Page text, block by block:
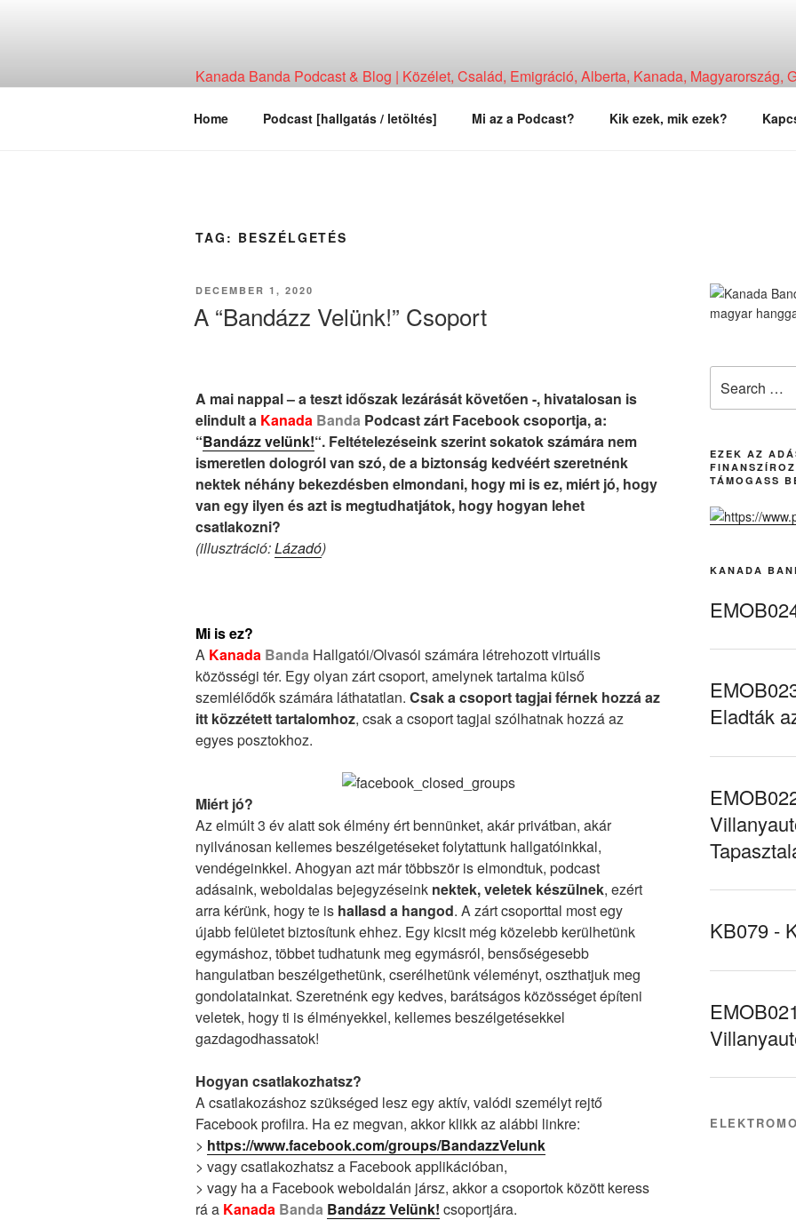
Kanada Banda Podcast & Blog | Közélet, Család, Emigráció, Alberta, Kanada, Magyarország,
Home Podcast [hallgatás / letöltés] Mi az a Podcast? Kik ezek, mik ezek?
TAG: BESZÉLGETÉS
POSTED
DECEMBER 1, 2020
A “Bandázz Velünk!” Csoport
A mai nappal – a teszt időszak lezárását követően -, hivatalosan is
elindult a Kanada Banda Podcast zárt Facebook csoportja, a:
“Bandázz velünk!“. Feltételezéseink szerint sokatok számára nem
ismeretlen dologról van szó, de a biztonság kedvéért szeretnénk
nektek néhány bekezdésben elmondani, hogy mi is ez, miért jó, hogy
van egy ilyen és azt is megtudhatjátok, hogy hogyan lehet
csatlakozni?
(illusztráció:Lázadó)
Mi is ez?
A Kanada Banda Hallgatói/Olvasói számára létrehozott virtuális
közösségi tér. Egy olyan zárt csoport, amelynek tartalma külső
szemlélődők számára láthatatlan. Csak a csoport tagjai férnek hozzá az
itt közzétett tartalomhoz, csak a csoport tagjai szólhatnak hozzá az
egyes posztokhoz.
Miért jó?
Az elmúlt 3 év alatt sok élmény ért bennünket, akár privátban, akár
nyilvánosan kellemes beszélgetéseket folytattunk hallgatóinkkal,
vendégeinkkel. Ahogyan azt már többször is elmondtuk, podcast
adásaink, weboldalas bejegyzéseink nektek, veletek készülnek, ezért
arra kérünk, hogy te is hallasd a hangod. A zárt csoporttal most egy
újabb felületet biztosítunk ehhez. Egy kicsit még közelebb kerülhetünk
egymáshoz, többet tudhatunk meg egymásról, bensőségesebb
hangulatban beszélgethetünk, cserélhetünk véleményt, oszthatjuk meg
gondolatainkat. Szeretnénk egy kedves, barátságos közösséget építeni
veletek, hogy ti is élményekkel, kellemes beszélgetésekkel
gazdagodhassatok!
Hogyan csatlakozhatsz?
A csatlakozáshoz szükséged lesz egy aktív, valódi személyt rejtő
Facebook profilra. Ha ez megvan, akkor klikk az alábbi linkre:
> https://www.facebook.com/groups/BandazzVelunk
> vagy csatlakozhatsz a Facebook applikációban,
> vagy ha a Facebook weboldalán jársz, akkor a csoportok között keress
rá a Kanada Banda Bandázz Velünk! csoportjára.
for:
EZEK AZ
TÁMOGASS
KANADA
Eladták
KB079 -